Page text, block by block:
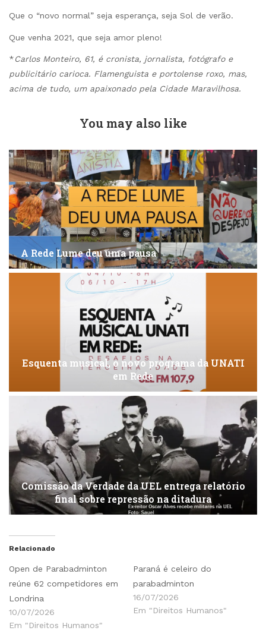
Que o “novo normal” seja esperança, seja Sol de verão.
Que venha 2021, que seja amor pleno!
*Carlos Monteiro, 61, é cronista, jornalista, fotógrafo e
publicitário carioca. Flamenguista e portolense roxo, mas,
acima de tudo, um apaixonado pela Cidade Maravilhosa.
You may also like
A Rede Lume deu uma pausa
Esquenta musical, o novo programa da UNATI
em Rede
Comissão da Verdade da UEL entrega relatório
final sobre repressão na ditadura
Relacionado
Open de Parabadminton
reúne 62 competidores em
Londrina
10/07/2026
Em "Direitos Humanos"
Paraná é celeiro do
parabadminton
16/07/2026
Em "Direitos Humanos"